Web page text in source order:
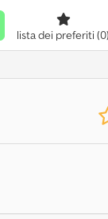
lista dei preferiti (0)